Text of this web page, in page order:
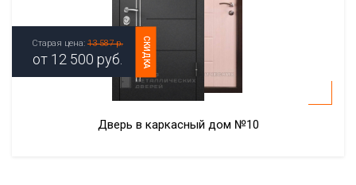
СКИДКА
Старая цена: 13 587 р.
от 12 500 руб.
Дверь в каркасный дом №10